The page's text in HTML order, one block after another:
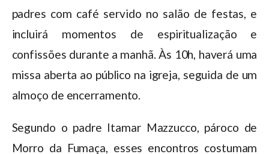
padres com café servido no salão de festas, e
incluirá momentos de espiritualização e
confissões durante a manhã. Às 10h, haverá uma
missa aberta ao público na igreja, seguida de um
almoço de encerramento.
Segundo o padre Itamar Mazzucco, pároco de
Morro da Fumaça, esses encontros costumam